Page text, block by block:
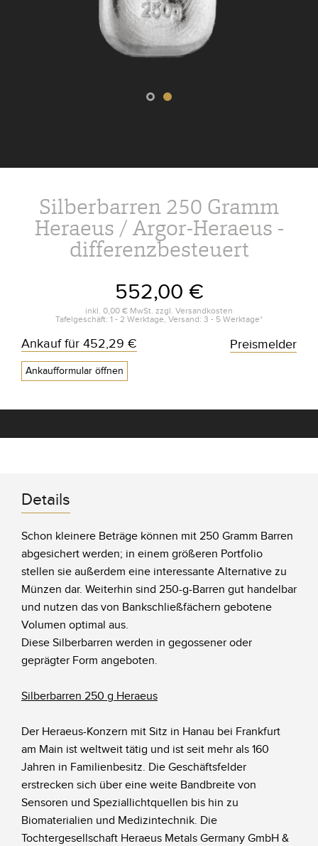
Silberbarren 250 Gramm
Heraeus / Argor-Heraeus -
differenzbesteuert
552,00 €
inkl. 0,00 € MwSt. zzgl. Versandkosten
Tafelgeschäft: 1 - 2 Werktage, Versand: 3 - 5 Werktage*
Ankauf für 452,29 €
Ankaufformular öffnen
Preismelder
Details
Schon kleinere Beträge können mit 250 Gramm Barren
abgesichert werden; in einem größeren Portfolio
stellen sie außerdem eine interessante Alternative zu
Münzen dar. Weiterhin sind 250-g-Barren gut handelbar
und nutzen das von Bankschließfächern gebotene
Volumen optimal aus.
Diese Silberbarren werden in gegossener oder
geprägter Form angeboten.
Silberbarren 250 g Heraeus
Der Heraeus-Konzern mit Sitz in Hanau bei Frankfurt
am Main ist weltweit tätig und ist seit mehr als 160
Jahren in Familienbesitz. Die Geschäftsfelder
erstrecken sich über eine weite Bandbreite von
Sensoren und Speziallichtquellen bis hin zu
Biomaterialien und Medizintechnik. Die
Tochtergesellschaft Heraeus Metals Germany GmbH &